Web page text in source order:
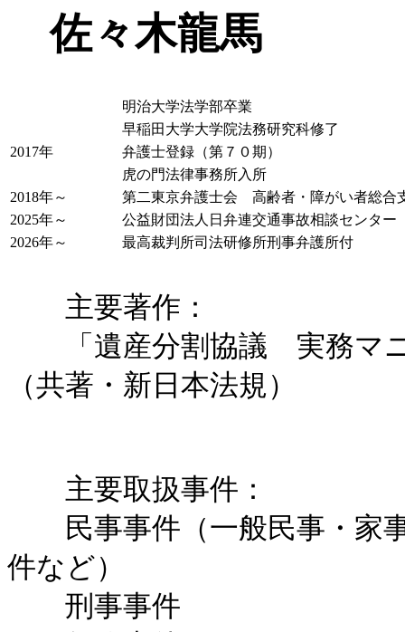
佐々木龍馬
明治大学法学部卒業
早稲田大学大学院法務研究科修了
2017年
弁護士登録（第７０期）
虎の門法律事務所入所
2018年～
第二東京弁護士会 高齢者・障がい者総
2025年～
公益財団法人日弁連交通事故相談センタ
2026年～
最高裁判所司法研修所刑事弁護所付
主要著作：
「遺産分割協議 実務マニ
（共著・新日本法規）
主要取扱事件：
民事事件（一般民事・家事
件など）
刑事事件